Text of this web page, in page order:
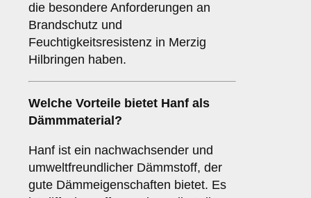
die besondere Anforderungen an
Brandschutz und
Feuchtigkeitsresistenz in Merzig
Hilbringen haben.
Welche Vorteile bietet Hanf als
Dämmmaterial?
Hanf ist ein nachwachsender und
umweltfreundlicher Dämmstoff, der
gute Dämmeigenschaften bietet. Es